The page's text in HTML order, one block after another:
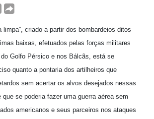
limpa”, criado a partir dos bombardeios ditos
baixas, efetuados pelas forças militares
Golfo Pérsico e nos Bálcãs, está se
quanto a pontaria dos artilheiros que
sem acertar os alvos desejados nessas
que se poderia fazer uma guerra aérea sem
americanos e seus parceiros nos ataques